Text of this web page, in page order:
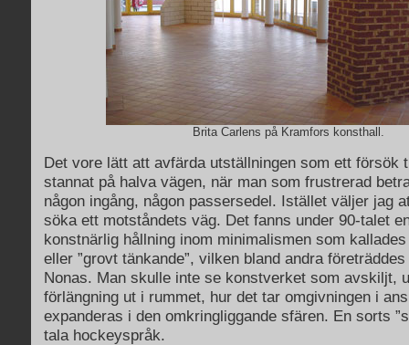
Brita Carlens på Kramfors konsthall.
Det vore lätt att avfärda utställningen som ett försök
stannat på halva vägen, när man som frustrerad
någon ingång, någon passersedel. Istället väljer jag
söka ett motståndets väg. Det fanns under 90-talet
konstnärlig hållning inom minimalismen som kallades
eller ”grovt tänkande”, vilken bland andra
Nonas. Man skulle inte se konstverket som avskiljt,
förlängning ut i rummet, hur det tar omgivningen i
expanderas i den omkringliggande sfären. En sorts
tala hockeyspråk.